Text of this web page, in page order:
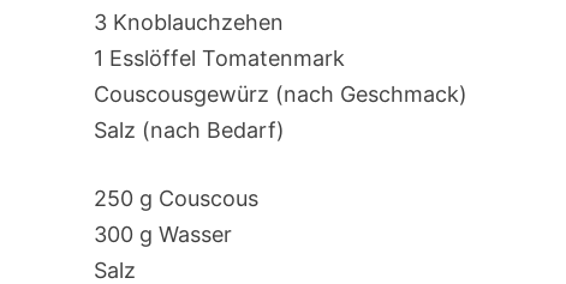
3 Knoblauchzehen
1 Esslöffel Tomatenmark
Couscousgewürz (nach Geschmack)
Salz (nach Bedarf)
250 g Couscous
300 g Wasser
Salz